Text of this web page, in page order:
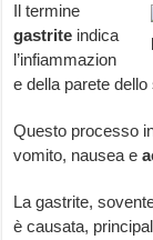
Il termine
gastrite indica
l’infiammazion
e della parete
Questo processo
vomito, nausea e
La gastrite,
è causata,